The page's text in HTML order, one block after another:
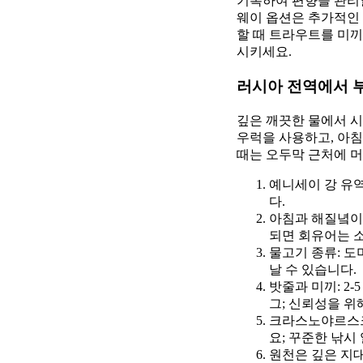
웨이 옵션은 추가적
할 때 트라우트를 미
시키세요.
러시아 전역에서
깊은 깨끗한 물에서
우럭을 사용하고, 아
때는 오두막 근처에
예니세이 강 유
다.
아침과 해질녘
되면 회유어는
물고기 종류: 도
날 수 있습니다.
밧줄과 미끼: 2-
그; 신뢰성을 위
크라스노야르
요; 꾸준한 낚시
원천은 깊은 지